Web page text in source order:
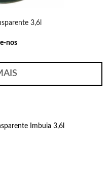
3,6l
nos